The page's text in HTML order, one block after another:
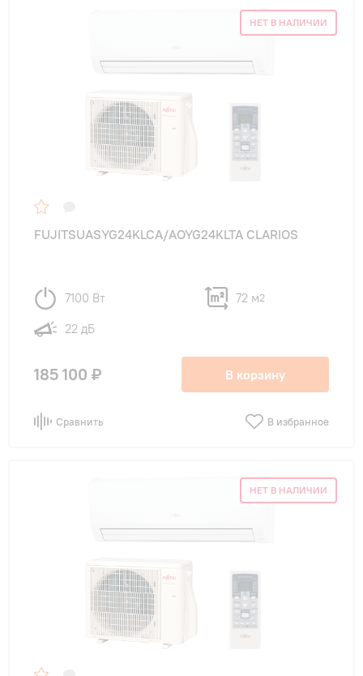
(29)
НЕТ В НАЛИЧИИ
FUJITSUASYG24KLCA/AOYG24KLTA CLARIOS
7100 Вт 72 м2
22 дБ
185 100 ₽ В корзину
Сравнить В избранное
НЕТ В НАЛИЧИИ